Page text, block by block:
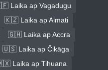
Laika ap Vagadugu
🇰🇿 Laika ap Almati
🇬🇭 Laika ap Accra
🇺🇸 Laika ap Čikāga
Laika ap Tihuana